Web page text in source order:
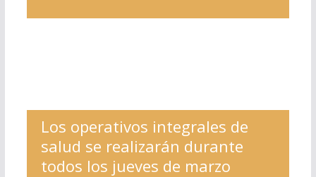
Los operativos integrales de
salud se realizarán durante
todos los jueves de marzo